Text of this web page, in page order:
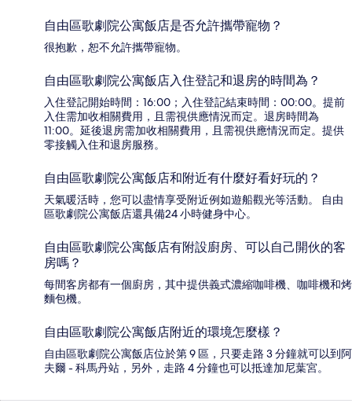
自由區歌劇院公寓飯店是否允許攜帶寵物？
很抱歉，恕不允許攜帶寵物。
自由區歌劇院公寓飯店入住登記和退房的時間為？
入住登記開始時間：16:00；入住登記結束時間：00:00。提前
入住需加收相關費用，且需視供應情況而定。退房時間為
11:00。延後退房需加收相關費用，且需視供應情況而定。提供
零接觸入住和退房服務。
自由區歌劇院公寓飯店和附近有什麼好看好玩的？
天氣暖活時，您可以盡情享受附近例如遊船觀光等活動。 自由
區歌劇院公寓飯店還具備24 小時健身中心。
自由區歌劇院公寓飯店有附設廚房、可以自己開伙的客
房嗎？
每間客房都有一個廚房，其中提供義式濃縮咖啡機、咖啡機和烤
麵包機。
自由區歌劇院公寓飯店附近的環境怎麼樣？
自由區歌劇院公寓飯店位於第 9 區，只要走路 3 分鐘就可以到阿
夫爾 - 科馬丹站，另外，走路 4 分鐘也可以抵達加尼葉宮。